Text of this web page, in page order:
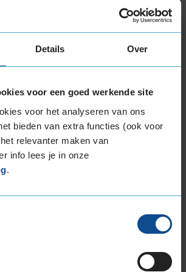
Details Over
voor een goed werkende site
voor het analyseren van ons
bieden van extra functies (ook voor
relevanter maken van
info lees je in onze
.
met het EU
label C, wat overeen komt
grip op nat wegdek is deze band
een A-label, wat betekent dat
grip heeft bij natte
wat betekent dat deze band